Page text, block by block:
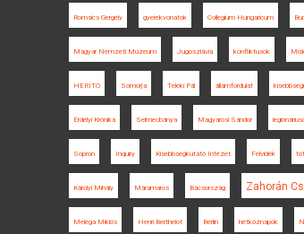
Romsics Gergely gyerekvonatok Collegium Hungaricum
Magyar Nemzeti Múzeum Jugoszlávia konfliktusok
HERITO Somorja Teleki Pál államfordulat
Erdélyi Krónika Selmecbánya Magyarosi Sándor
Sopron Inquiry Kisebbségkutató Intézet Felvidék
Károlyi Mihály Máramaros Bácsország Zahorán
Melega Miklós Henri Berthelot Berlin hétköznapok